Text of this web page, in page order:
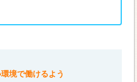
境で働けるよう